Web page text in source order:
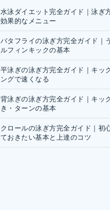
水泳ダイエット完全ガイド｜泳ぎ
効果的なメニュー
バタフライの泳ぎ方完全ガイド｜
ルフィンキックの基本
平泳ぎの泳ぎ方完全ガイド｜キッ
ングで速くなる
背泳ぎの泳ぎ方完全ガイド｜キッ
き・ターンの基本
クロールの泳ぎ方完全ガイド｜初
ておきたい基本と上達のコツ